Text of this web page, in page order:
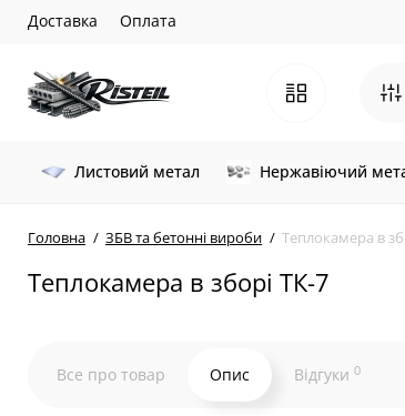
Доставка Оплата
Листовий метал Нержавіючий
Головна ЗБВ та бетонні вироби Теплокамера в
Теплокамера в зборі ТК-7
Все про товар Опис Відгуки 0